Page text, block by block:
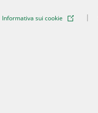
Informativa sui cookie